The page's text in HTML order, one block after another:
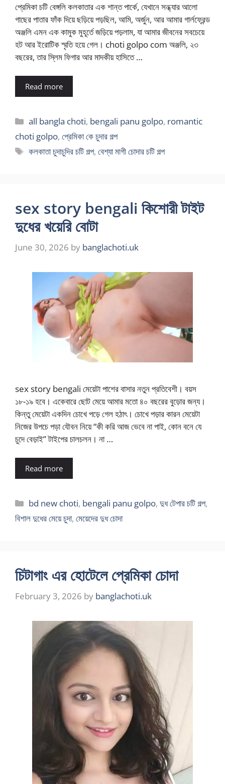
প্রেমিকা চটি বেঙ্গলি কলকাতার এক শান্ত পার্কে, যেখানে সন্ধ্যার আলো
গাছের পাতার ফাঁক দিয়ে ছড়িয়ে পড়ছিল, আমি, অর্জুন, আর আমার গার্লফ্রেন্ড
অঞ্জলি এমন এক কামুক মুহূর্তে জড়িয়ে পড়লাম, যা আমার জীবনের সবচেয়ে
হট আর ইরোটিক স্মৃতি হয়ে গেল। choti golpo com অঞ্জলি, ২৩
বছরের, তার স্লিম ফিগার আর মাদকীয় হাসিতে …
Read more
Categories
all bangla choti, bengali panu golpo, romantic
choti golpo, প্রেমিকা কে চুদার গল্প
Tags
কলকাতা চুদাচুদির চটি গল্প,বেশ্যা মাগী চোদার চটি গল্প
sex story bengali কিশোরী টাইট
দুধের খয়েরি বোটা
June 30, 2026 by banglachoti.uk
sex story bengali মেয়েটা পাশের বাসার নতুন প্রতিবেশী। বয়স
১৮-১৯ হবে। একেবারে ছোট মেয়ে আমার মতো ৪০ বছরের বুড়োর জন্য।
কিন্তু মেয়েটা একদিন চোখে পড়ে গেল হঠাৎ। চোখে পড়ার কারন মেয়েটা
নিজের উপচে পড়া যৌবন নিয়ে “কী করি আজ ভেবে না পাই, কোন বনে যে
চুদে বেড়াই” টাইপের চালচলন। না …
Read more
Categories
bd new choti, bengali panu golpo,দুধ টেপার চটি গল্প,
বিশাল দুধের মেয়ে চুদা, মেয়েদের দুধ চোদা
চিটাগাং এর হোটেলে প্রেমিকা চোদা
February 3, 2026 by banglachoti.uk